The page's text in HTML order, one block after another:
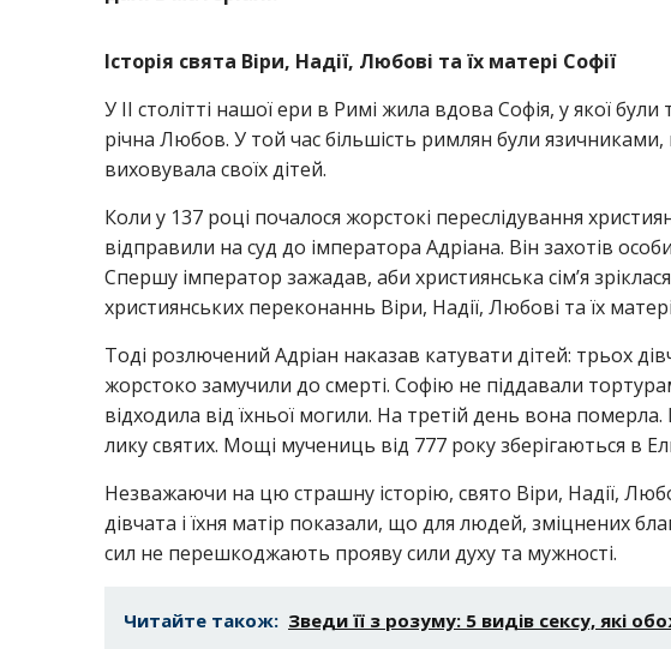
Історія свята Віри, Надії, Любові та їх матері Софії
У II столітті нашої ери в Римі жила вдова Софія, у якої були
річна Любов. У той час більшість римлян були
виховувала своїх дітей.
Коли у 137 році почалося жорстокі переслідування
відправили на суд до імператора Адріана. Він захотів
Спершу імператор зажадав, аби християнська сім’я
християнських переконаннь Віри, Надії, Любові та їх матері
Тоді розлючений Адріан наказав катувати дітей: трьох
жорстоко замучили до смерті. Софію не піддавали
відходила від їхньої могили. На третій день вона
лику святих. Мощі мучениць від 777 року зберігаються в
Незважаючи на цю страшну історію, свято Віри, Надії,
дівчата і їхня матір показали, що для людей, зміцнених
сил не перешкоджають прояву сили духу та мужності.
Читайте також: Зведи її з розуму: 5 видів сексу, які